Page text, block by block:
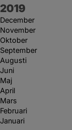
År:
2019
December
November
Oktober
September
Augusti
Juni
Maj
April
Mars
Februari
Januari